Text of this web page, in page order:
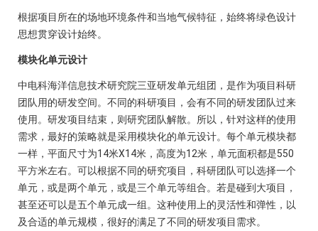
根据项目所在的场地环境条件和当地气候特征，始终将绿色设计
思想贯穿设计始终。
模块化单元设计
中电科海洋信息技术研究院三亚研发单元组团，是作为项目科研
团队用的研发空间。不同的科研项目，会有不同的研发团队过来
使用。研发项目结束，则研究团队解散。所以，针对这样的使用
需求，最好的策略就是采用模块化的单元设计。每个单元模块都
一样，平面尺寸为14米X14米，高度为12米，单元面积都是550
平方米左右。可以根据不同的研究项目，科研团队可以选择一个
单元，或是两个单元，或是三个单元等组合。若是碰到大项目，
甚至还可以是五个单元成一组。这种使用上的灵活性和弹性，以
及合适的单元规模，很好的满足了不同的研发项目需求。